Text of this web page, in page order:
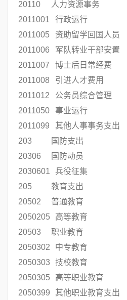
20110
人力资源事务
2011001
行政运行
2011005
资助留学回国人员
2011006
军队转业干部安置
2011007
博士后日常经费
2011008
引进人才费用
2011012
公务员综合管理
2011050
事业运行
2011099
其他人事事务支出
203
国防支出
20306
国防动员
2030601
兵役征集
205
教育支出
20502
普通教育
2050205
高等教育
20503
职业教育
2050302
中专教育
2050303
技校教育
2050305
高等职业教育
2050399
其他职业教育支出